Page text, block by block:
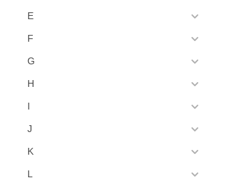
E
F
G
H
I
J
K
L